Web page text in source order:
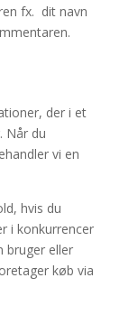
fx. dit navn
der i et
Når du
vi en
hvis du
i konkurrencer
bruger eller
køb via